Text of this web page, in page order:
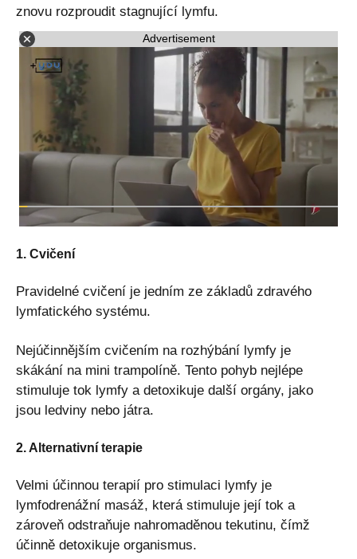
znovu rozproudit stagnující lymfu.
Advertisement
1. Cvičení
Pravidelné cvičení je jedním ze základů zdravého
lymfatického systému.
Nejúčinnějším cvičením na rozhýbání lymfy je
skákání na mini trampolíně. Tento pohyb nejlépe
stimuluje tok lymfy a detoxikuje další orgány, jako
jsou ledviny nebo játra.
2. Alternativní terapie
Velmi účinnou terapií pro stimulaci lymfy je
lymfodrenážní masáž, která stimuluje její tok a
zároveň odstraňuje nahromaděnou tekutinu, čímž
účinně detoxikuje organismus.